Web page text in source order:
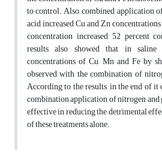
to control. Also, combined application
acid increased Cu and Zn
concentration increased 52 percent
results also showed that in saline
concentrations of Cu, Mn and Fe by
observed with the combination of
According to the results, in the end of it
combination application of nitrogen
effective in reducing the detrimental
of these treatments alone.